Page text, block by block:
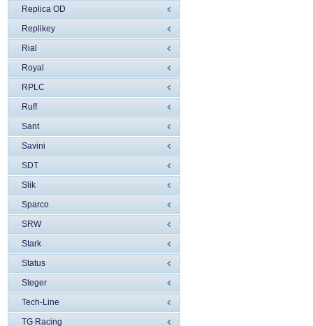
Replica OD
Replikey
Rial
Royal
RPLC
Ruff
Sant
Savini
SDT
Slik
Sparco
SRW
Stark
Status
Steger
Tech-Line
TG Racing